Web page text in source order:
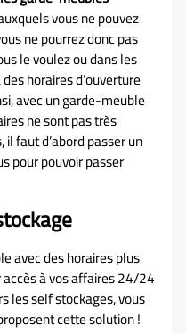
vous ne pouvez
ne pourrez donc pas
le voulez ou dans les
horaires d’ouverture
avec un garde-meuble
ne sont pas très
faut d’abord passer un
pour pouvoir passer
avec des horaires plus
à vos affaires 24/24
les self stockages, vous
cette solution !